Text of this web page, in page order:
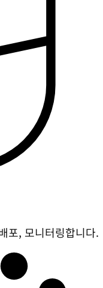
포, 모니터링합니다.